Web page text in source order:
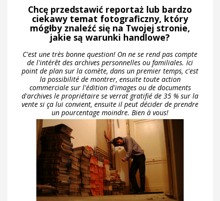
Chcę przedstawić reportaż lub bardzo
ciekawy temat fotograficzny, który
mógłby znaleźć się na Twojej stronie,
jakie są warunki handlowe?
C'est une très bonne question! On ne se rend pas compte
de l'intérêt des archives personnelles ou familiales. Ici
point de plan sur la comète, dans un premier temps, c'est
la possibilité de montrer, ensuite toute action
commerciale sur l'édition d'images ou de documents
d'archives le propriétaire se verrat gratifié de 35 % sur la
vente si ça lui convient, ensuite il peut décider de prendre
un pourcentage moindre. Bien à vous!